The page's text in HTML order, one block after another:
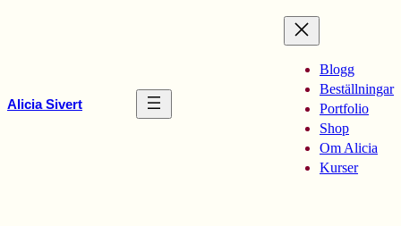
Alicia Sivert
Blogg
Beställningar
Portfolio
Shop
Om Alicia
Kurser